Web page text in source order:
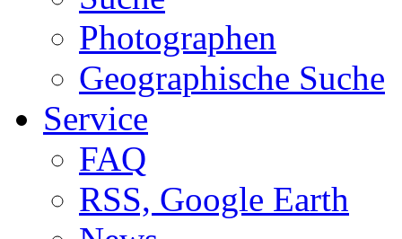
Photographen
Geographische Suche
Service
FAQ
RSS, Google Earth